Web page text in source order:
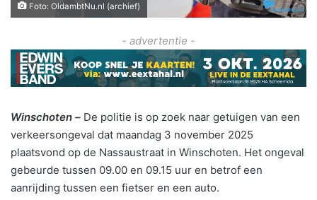
Foto: OldambtNu.nl (archief)
- advertentie -
Winschoten – De politie is op zoek naar getuigen van een
verkeersongeval dat maandag 3 november 2025
plaatsvond op de Nassaustraat in Winschoten. Het ongeval
gebeurde tussen 09.00 en 09.15 uur en betrof een
aanrijding tussen een fietser en een auto.